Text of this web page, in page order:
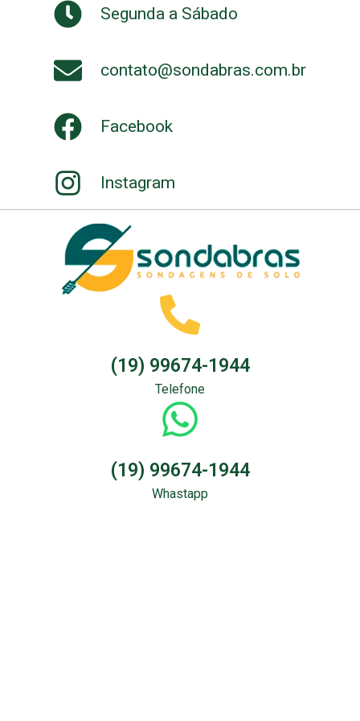
Segunda a Sábado
contato@sondabras.com.br
Facebook
Instagram
(19) 99674-1944
Telefone
(19) 99674-1944
Whastapp